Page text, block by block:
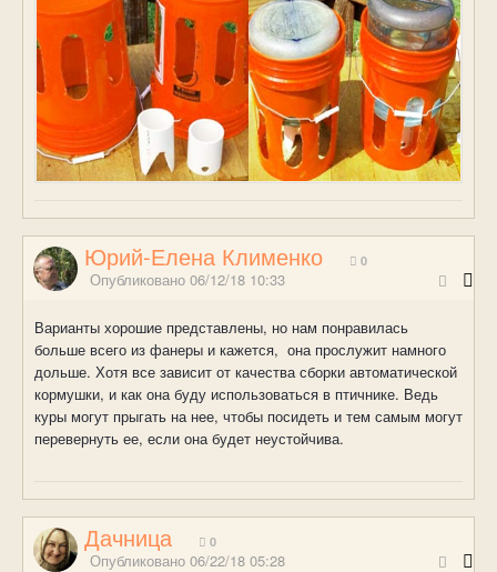
Юрий-Елена Клименко 0
Опубликовано 06/12/18 10:33
Варианты хорошие представлены, но нам понравилась
больше всего из фанеры и кажется, она прослужит намного
дольше. Хотя все зависит от качества сборки автоматической
кормушки, и как она буду использоваться в птичнике. Ведь
куры могут прыгать на нее, чтобы посидеть и тем самым могут
перевернуть ее, если она будет неустойчива.
Дачница 0
Опубликовано 06/22/18 05:28